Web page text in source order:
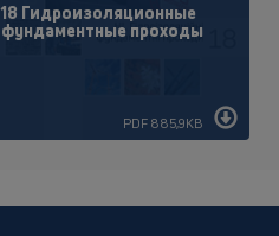
18 Гидроизоляционные
фундаментные проходы
PDF 885,9KB